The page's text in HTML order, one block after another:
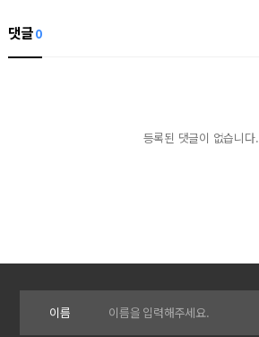
댓글0
등록된 댓글이 없습니다.
이름